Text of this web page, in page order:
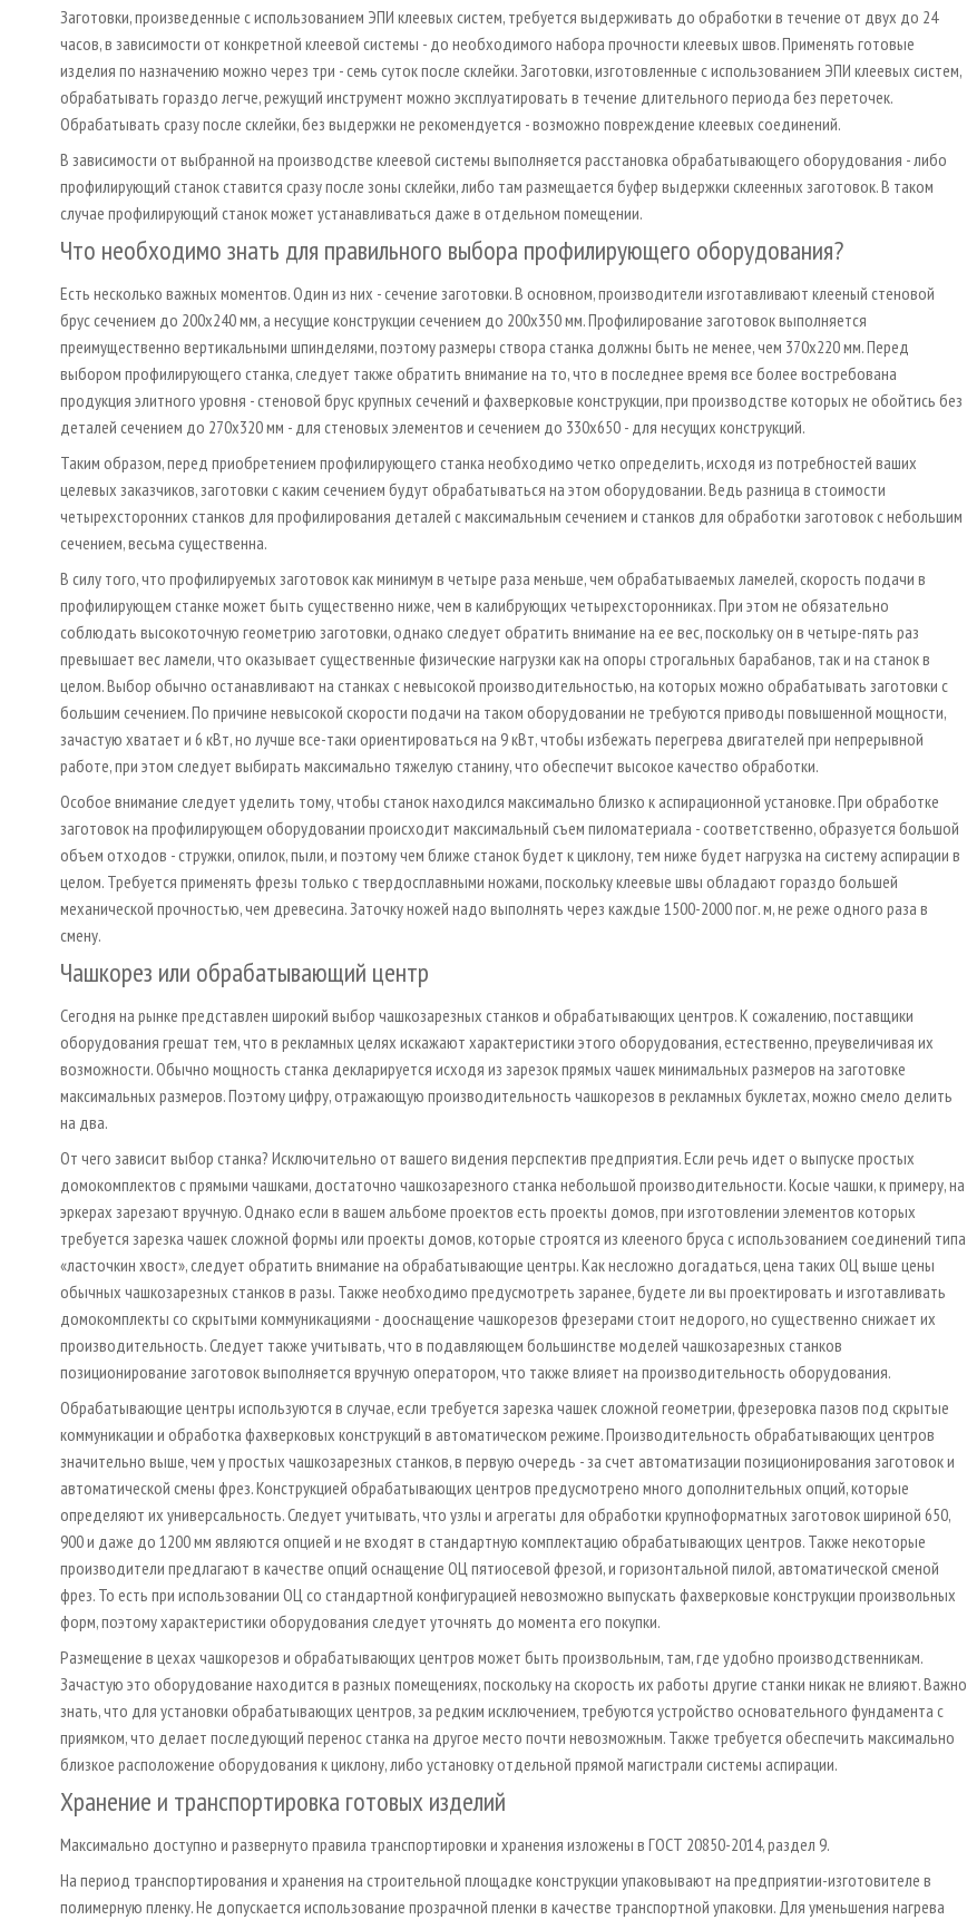
Заготовки, произведенные с использованием ЭПИ клеевых систем, требуется выдерживать до обработки в течение от двух до 24
часов, в зависимости от конкретной клеевой системы - до необходимого набора прочности клеевых швов. Применять готовые
изделия по назначению можно через три - семь суток после склейки. Заготовки, изготовленные с использованием ЭПИ клеевых систем,
обрабатывать гораздо легче, режущий инструмент можно эксплуатировать в течение длительного периода без переточек.
Обрабатывать сразу после склейки, без выдержки не рекомендуется - возможно повреждение клеевых соединений.
В зависимости от выбранной на производстве клеевой системы выполняется расстановка обрабатывающего оборудования - либо
профилирующий станок ставится сразу после зоны склейки, либо там размещается буфер выдержки склеенных заготовок. В таком
случае профилирующий станок может устанавливаться даже в отдельном помещении.
Что необходимо знать для правильного выбора профилирующего оборудования?
Есть несколько важных моментов. Один из них - сечение заготовки. В основном, производители изготавливают клееный стеновой
брус сечением до 200х240 мм, а несущие конструкции сечением до 200х350 мм. Профилирование заготовок выполняется
преимущественно вертикальными шпинделями, поэтому размеры створа станка должны быть не менее, чем 370х220 мм. Перед
выбором профилирующего станка, следует также обратить внимание на то, что в последнее время все более востребована
продукция элитного уровня - стеновой брус крупных сечений и фахверковые конструкции, при производстве которых не обойтись без
деталей сечением до 270х320 мм - для стеновых элементов и сечением до 330х650 - для несущих конструкций.
Таким образом, перед приобретением профилирующего станка необходимо четко определить, исходя из потребностей ваших
целевых заказчиков, заготовки с каким сечением будут обрабатываться на этом оборудовании. Ведь разница в стоимости
четырехсторонних станков для профилирования деталей с максимальным сечением и станков для обработки заготовок с небольшим
сечением, весьма существенна.
В силу того, что профилируемых заготовок как минимум в четыре раза меньше, чем обрабатываемых ламелей, скорость подачи в
профилирующем станке может быть существенно ниже, чем в калибрующих четырехсторонниках. При этом не обязательно
соблюдать высокоточную геометрию заготовки, однако следует обратить внимание на ее вес, поскольку он в четыре-пять раз
превышает вес ламели, что оказывает существенные физические нагрузки как на опоры строгальных барабанов, так и на станок в
целом. Выбор обычно останавливают на станках с невысокой производительностью, на которых можно обрабатывать заготовки с
большим сечением. По причине невысокой скорости подачи на таком оборудовании не требуются приводы повышенной мощности,
зачастую хватает и 6 кВт, но лучше все-таки ориентироваться на 9 кВт, чтобы избежать перегрева двигателей при непрерывной
работе, при этом следует выбирать максимально тяжелую станину, что обеспечит высокое качество обработки.
Особое внимание следует уделить тому, чтобы станок находился максимально близко к аспирационной установке. При обработке
заготовок на профилирующем оборудовании происходит максимальный съем пиломатериала - соответственно, образуется большой
объем отходов - стружки, опилок, пыли, и поэтому чем ближе станок будет к циклону, тем ниже будет нагрузка на систему аспирации в
целом. Требуется применять фрезы только с твердосплавными ножами, поскольку клеевые швы обладают гораздо большей
механической прочностью, чем древесина. Заточку ножей надо выполнять через каждые 1500-2000 пог. м, не реже одного раза в
смену.
Чашкорез или обрабатывающий центр
Сегодня на рынке представлен широкий выбор чашкозарезных станков и обрабатывающих центров. К сожалению, поставщики
оборудования грешат тем, что в рекламных целях искажают характеристики этого оборудования, естественно, преувеличивая их
возможности. Обычно мощность станка декларируется исходя из зарезок прямых чашек минимальных размеров на заготовке
максимальных размеров. Поэтому цифру, отражающую производительность чашкорезов в рекламных буклетах, можно смело делить
на два.
От чего зависит выбор станка? Исключительно от вашего видения перспектив предприятия. Если речь идет о выпуске простых
домокомплектов с прямыми чашками, достаточно чашкозарезного станка небольшой производительности. Косые чашки, к примеру, на
эркерах зарезают вручную. Однако если в вашем альбоме проектов есть проекты домов, при изготовлении элементов которых
требуется зарезка чашек сложной формы или проекты домов, которые строятся из клееного бруса с использованием соединений типа
«ласточкин хвост», следует обратить внимание на обрабатывающие центры. Как несложно догадаться, цена таких ОЦ выше цены
обычных чашкозарезных станков в разы. Также необходимо предусмотреть заранее, будете ли вы проектировать и изготавливать
домокомплекты со скрытыми коммуникациями - дооснащение чашкорезов фрезерами стоит недорого, но существенно снижает их
производительность. Следует также учитывать, что в подавляющем большинстве моделей чашкозарезных станков
позиционирование заготовок выполняется вручную оператором, что также влияет на производительность оборудования.
Обрабатывающие центры используются в случае, если требуется зарезка чашек сложной геометрии, фрезеровка пазов под скрытые
коммуникации и обработка фахверковых конструкций в автоматическом режиме. Производительность обрабатывающих центров
значительно выше, чем у простых чашкозарезных станков, в первую очередь - за счет автоматизации позиционирования заготовок и
автоматической смены фрез. Конструкцией обрабатывающих центров предусмотрено много дополнительных опций, которые
определяют их универсальность. Следует учитывать, что узлы и агрегаты для обработки крупноформатных заготовок шириной 650,
900 и даже до 1200 мм являются опцией и не входят в стандартную комплектацию обрабатывающих центров. Также некоторые
производители предлагают в качестве опций оснащение ОЦ пятиосевой фрезой, и горизонтальной пилой, автоматической сменой
фрез. То есть при использовании ОЦ со стандартной конфигурацией невозможно выпускать фахверковые конструкции произвольных
форм, поэтому характеристики оборудования следует уточнять до момента его покупки.
Размещение в цехах чашкорезов и обрабатывающих центров может быть произвольным, там, где удобно производственникам.
Зачастую это оборудование находится в разных помещениях, поскольку на скорость их работы другие станки никак не влияют. Важно
знать, что для установки обрабатывающих центров, за редким исключением, требуются устройство основательного фундамента с
приямком, что делает последующий перенос станка на другое место почти невозможным. Также требуется обеспечить максимально
близкое расположение оборудования к циклону, либо установку отдельной прямой магистрали системы аспирации.
Хранение и транспортировка готовых изделий
Максимально доступно и развернуто правила транспортировки и хранения изложены в ГОСТ 20850-2014, раздел 9.
На период транспортирования и хранения на строительной площадке конструкции упаковывают на предприятии-изготовителе в
полимерную пленку. Не допускается использование прозрачной пленки в качестве транспортной упаковки. Для уменьшения нагрева